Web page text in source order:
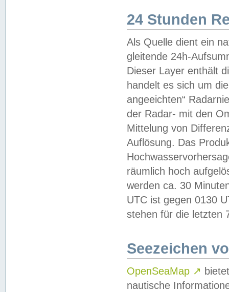
24 Stunden
Als Quelle dient ein
gleitende 24h-
Dieser Layer enthält
handelt es sich um
angeeichten“
der Radar- mit den
Mittelung von
Auflösung. Das
räumlich hoch
werden ca. 30
UTC ist gegen 0130
stehen für die letzten
Seezeichen
OpenSeaMap ↗
nautische